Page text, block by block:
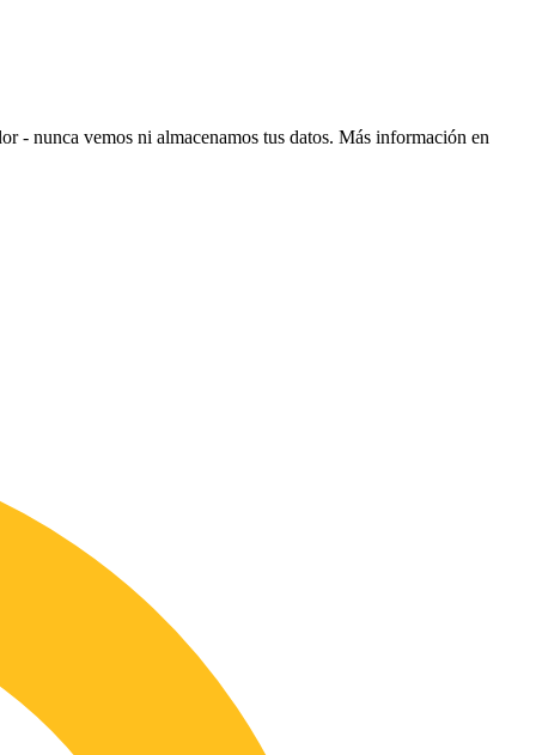
- nunca vemos ni almacenamos tus datos. Más información en